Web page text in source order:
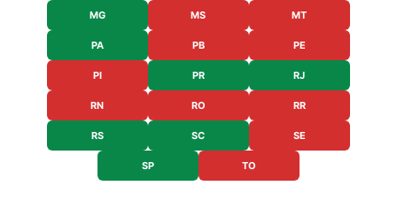
MG MS MT
PA PB PE
PI PR RJ
RN RO RR
RS SC SE
SP TO